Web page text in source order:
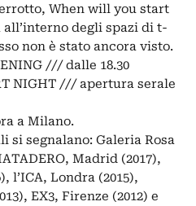
When will you start
degli spazi di t-
non è stato ancora visto.
/// dalle 18.30
NIGHT /// apertura serale
a Milano.
si segnalano: Galeria Rosa
Madrid (2017),
l’ICA, Londra (2015),
EX3, Firenze (2012) e